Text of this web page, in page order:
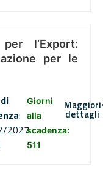
l’Export:
per le
:
2027
Giorni
alla
scadenza:
511
Maggiori
dettagli